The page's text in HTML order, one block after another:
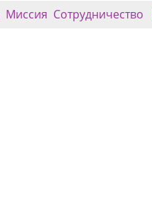
Миссия Сотрудничество